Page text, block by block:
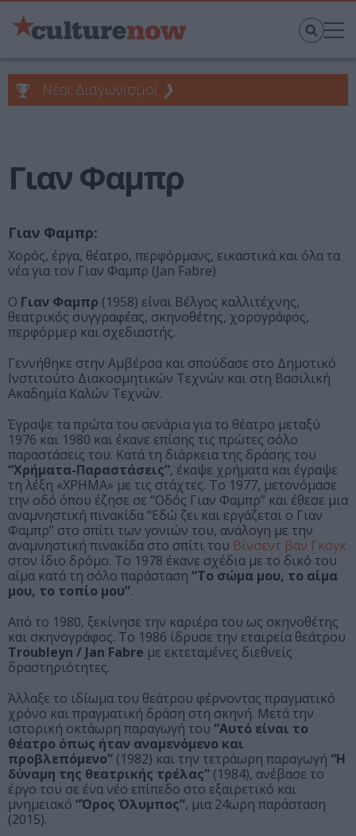
Νέοι Διαγωνισμοί ❯
Γιαν Φαμπρ
Γιαν Φαμπρ:
Χορός, έργα, θέατρο, περφόρμανς, εικαστικά και όλα τα
νέα για τον Γιαν Φαμπρ (Jan Fabre)
Ο Γιαν Φαμπρ (1958) είναι Βέλγος καλλιτέχνης,
θεατρικός συγγραφέας, σκηνοθέτης, χορογράφος,
περφόρμερ και σχεδιαστής.
Γεννήθηκε στην Αμβέρσα και σπούδασε στο Δημοτικό
Ινστιτούτο Διακοσμητικών Τεχνών και στη Βασιλική
Ακαδημία Καλών Τεχνών.
Έγραψε τα πρώτα του σενάρια για το θέατρο μεταξύ
1976 και 1980 και έκανε επίσης τις πρώτες σόλο
παραστάσεις του. Κατά τη διάρκεια της δράσης του
“Χρήματα-Παραστάσεις”, έκαψε χρήματα και έγραψε
τη λέξη «ΧΡΗΜΑ» με τις στάχτες. Το 1977, μετονόμασε
την οδό όπου έζησε σε “Οδός Γιαν Φαμπρ” και έθεσε μια
αναμνηστική πινακίδα “Εδώ ζει και εργάζεται ο Γιαν
Φαμπρ” στο σπίτι των γονιών του, ανάλογη με την
αναμνηστική πινακίδα στο σπίτι του Βίνσεντ βαν Γκογκ
στον ίδιο δρόμο. Το 1978 έκανε σχέδια με το δικό του
αίμα κατά τη σόλο παράσταση “Το σώμα μου, το αίμα
μου, το τοπίο μου”.
Από το 1980, ξεκίνησε την καριέρα του ως σκηνοθέτης
και σκηνογράφος. Το 1986 ίδρυσε την εταιρεία θεάτρου
Troubleyn / Jan Fabre με εκτεταμένες διεθνείς
δραστηριότητες.
Άλλαξε το ιδίωμα του θεάτρου φέρνοντας πραγματικό
χρόνο και πραγματική δράση στη σκηνή. Μετά την
ιστορική οκτάωρη παραγωγή του “Αυτό είναι το
θέατρο όπως ήταν αναμενόμενο και
προβλεπόμενο” (1982) και την τετράωρη παραγωγή “Η
δύναμη της θεατρικής τρέλας” (1984), ανέβασε το
έργο του σε ένα νέο επίπεδο στο εξαιρετικό και
μνημειακό “Όρος Όλυμπος”, μια 24ωρη παράσταση
(2015).